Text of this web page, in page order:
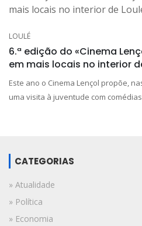
LOULÉ
6.ª edição do «Cinema
em mais locais no interior
Este ano o Cinema Lençol propõe,
uma visita à juventude com
CATEGORIAS
» Atualidade
» Política
» Economia